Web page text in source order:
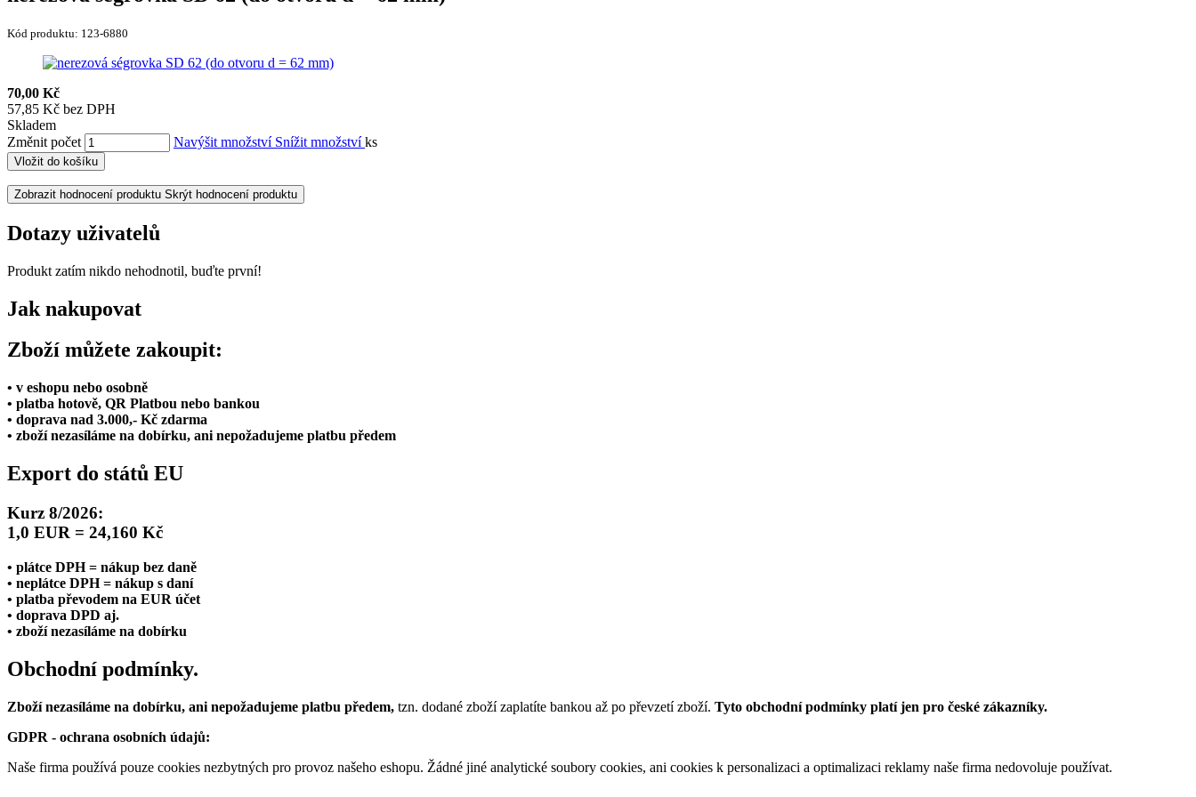
Kód produktu: 123-6880
70,00 Kč
57,85 Kč bez DPH
Skladem
Změnit počet
Navýšit množství Snížit množstvíks
Vložit do košíku
Zobrazit hodnocení produktu Skrýt hodnocení produktu
Dotazy uživatelů
Produkt zatím nikdo nehodnotil, buďte první!
Jak nakupovat
Zboží můžete zakoupit:
• v eshopu nebo osobně
• platba hotově, QR Platbou nebo bankou
• doprava nad 3.000,- Kč zdarma
• zboží nezasíláme na dobírku, ani nepožadujeme platbu předem
Export do států EU
Kurz 8/2026:
1,0 EUR = 24,160 Kč
• plátce DPH = nákup bez daně
• neplátce DPH = nákup s daní
• platba převodem na EUR účet
• doprava DPD aj.
• zboží nezasíláme na dobírku
Obchodní podmínky.
Zboží nezasíláme na dobírku, ani nepožadujeme platbu předem, tzn. dodané zboží zaplatíte bankou až po převzetí zboží. Tyto obchodní podmínky platí jen pro české zákazníky.
GDPR - ochrana osobních údajů:
Naše firma používá pouze cookies nezbytných pro provoz našeho eshopu. Žádné jiné analytické soubory cookies, ani cookies k personalizaci a optimalizaci reklamy naše firma nedovoluje používat.